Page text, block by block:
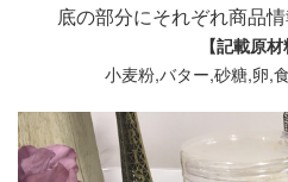
底の部分にそれぞれ商品
【記載原材
小麦粉,バター,砂糖,卵,